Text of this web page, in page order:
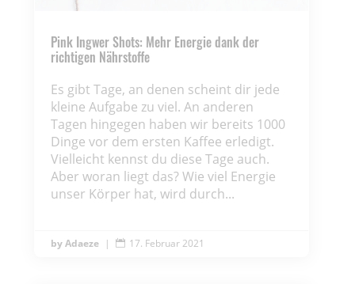
Pink Ingwer Shots: Mehr Energie dank der
richtigen Nährstoffe
Es gibt Tage, an denen scheint dir jede
kleine Aufgabe zu viel. An anderen
Tagen hingegen haben wir bereits 1000
Dinge vor dem ersten Kaffee erledigt.
Vielleicht kennst du diese Tage auch.
Aber woran liegt das? Wie viel Energie
unser Körper hat, wird durch...
Adaeze |  17. Februar 2021